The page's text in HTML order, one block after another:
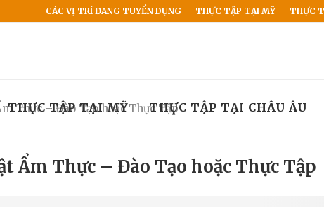
CÁC VỊ TRÍ ĐANG TUYỂN DỤNG THỰC TẬP TẠI MỸ THỰC
THỰC TẬP TẠI MỸ THỰC TẬP TẠI CHÂU ÂU
Thực – Đào Tạo hoặc Thực Tập
Ẩm Thực – Đào Tạo hoặc Thực Tập